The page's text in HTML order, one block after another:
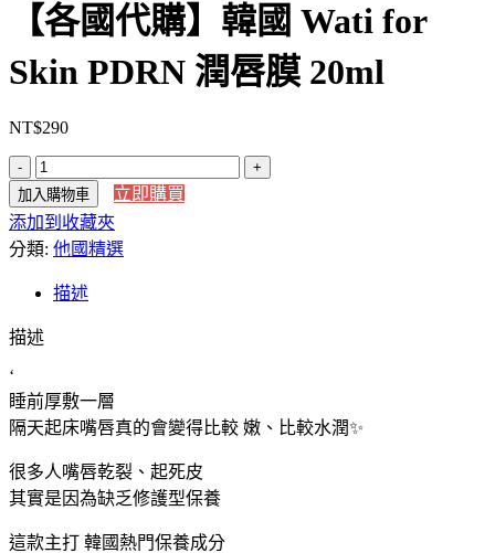
【各國代購】韓國 Wati for
Skin PDRN 潤唇膜 20ml
NT$290
【各
國
代
購】
國
for
潤
唇
膜
20ml
數
量
加入購物車
立即購買
添加到收藏夾
分類: 他國精選
描述
描述
‘
睡前厚敷一層
隔天起床嘴唇真的會變得比較 嫩、比較水潤✨
很多人嘴唇乾裂、起死皮
其實是因為缺乏修護型保養
這款主打 韓國熱門保養成分